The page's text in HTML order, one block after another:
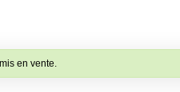
en vente.